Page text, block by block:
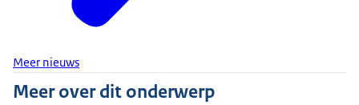
Meer nieuws
Meer over dit onderwerp